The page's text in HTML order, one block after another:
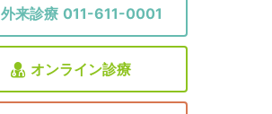
外来診療 011-611-0001
オンライン診療